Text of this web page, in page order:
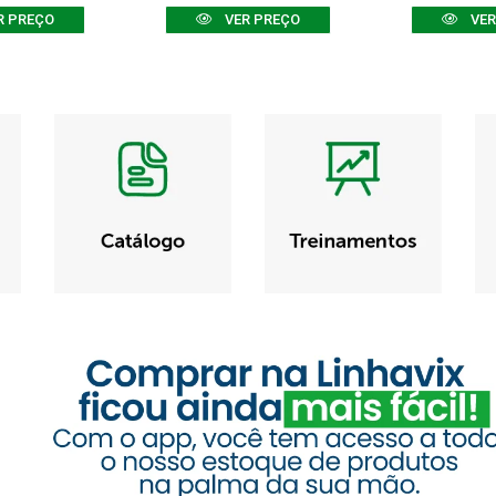
PREÇO VER PREÇO